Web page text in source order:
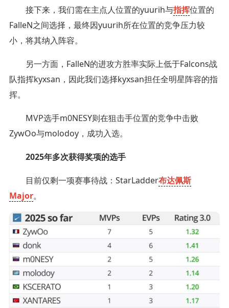
接下来，我们需在主点人位置的yuurih与指挥位置的
FalleN之间选择，最终因yuurih所在位置的竞争压力较
小，将其纳入阵容。
另一方面，FalleN的进攻方胜率实际上低于Falcons战
队指挥kyxsan，因此我们选择kyxsan担任全明星阵容的指
挥。
MVP选手m0NESY则在狙击手位置的竞争中击败
ZywOo与molodoy，成功入选。
2025年多次获得奖项的选手
目前仅剩一项赛事待战：StarLadder布达佩斯
Major。